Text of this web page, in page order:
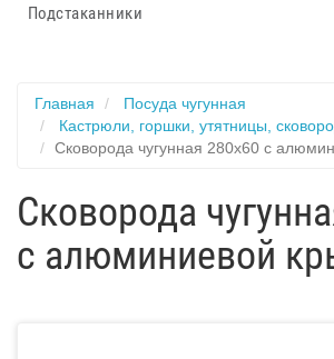
Подстаканники
Главная
Посуда чугунная
Кастрюли, горшки, утятницы,
Сковорода чугунная 280х60 с
Сковорода
с алюминиевой